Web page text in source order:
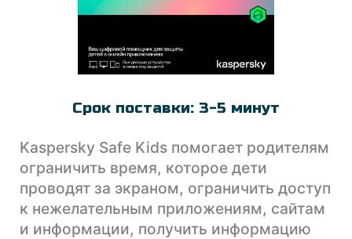
РАЗВЛЕЧЕНИЯ
SETANTA SPORTS
Срок поставки: 3-5 минут
Kaspersky Safe Kids помогает родителям
ограничить время, которое дети
проводят за экраном, ограничить доступ
к нежелательным приложениям, сайтам
и информации, получить информацию